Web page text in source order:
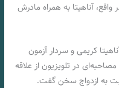
آناهیتا به همراه مادرش
کریمی و سردار آزمون
در تلویزیون از علاقه
به ازدواج سخن گفت.